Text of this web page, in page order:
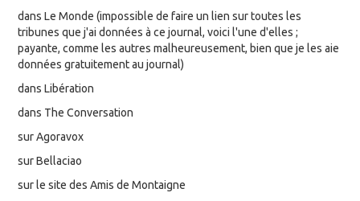
dans Le Monde (impossible de faire un lien sur toutes les
tribunes que j'ai données à ce journal, voici l'une d'elles ;
payante, comme les autres malheureusement, bien que je les aie
données gratuitement au journal)
dans Libération
dans The Conversation
sur Agoravox
sur Bellaciao
sur le site des Amis de Montaigne